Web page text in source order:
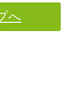
へ